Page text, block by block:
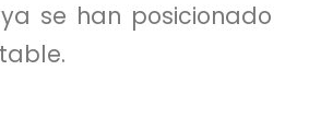
se han posicionado